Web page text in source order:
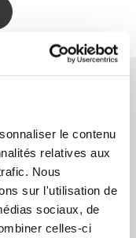
le contenu
relatives aux
Nous
sur l'utilisation de
sociaux, de
celles-ci
Rhône Alpes
entreprise
pour son